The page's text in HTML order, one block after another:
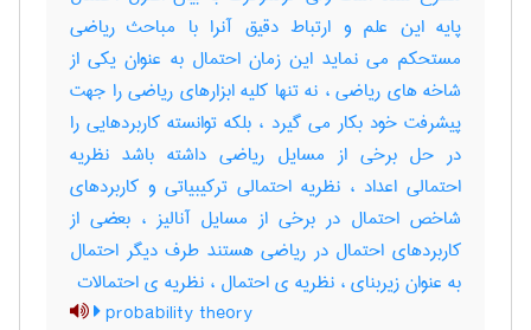
پایه این علم و ارتباط دقیق آنرا با مباحث ریاضی
مستحکم می نماید این زمان احتمال به عنوان یکی از
شاخه های ریاضی ، نه تنها کلیه ابزارهای ریاضی را جهت
پیشرفت خود بکار می گیرد ، بلکه توانسته کاربردهایی را
در حل برخی از مسایل ریاضی داشته باشد نظریه
احتمالی اعداد ، نظریه احتمالی ترکیبیاتی و کاربردهای
شاخص احتمال در برخی از مسایل آنالیز ، بعضی از
کاربردهای احتمال در ریاضی هستند طرف دیگر احتمال
به عنوان زیربنای ، نظریه ی احتمال ، نظریه ی احتمالات
probability theory